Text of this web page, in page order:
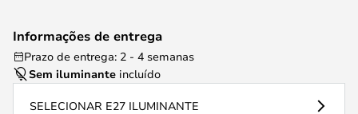
Informações de entrega
Prazo de entrega: 2 - 4 semanas
Sem iluminante incluído
SELECIONAR E27 ILUMINANTE